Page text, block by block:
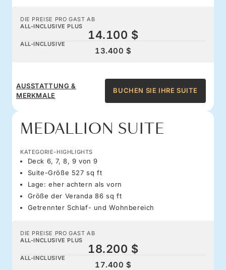
DIE PREISE PRO GAST AB
ALL-INCLUSIVE PLUS
14.100 $
ALL-INCLUSIVE
13.400 $
AUSSTATTUNG &
MERKMALE
BUCHEN SIE IHRE SUITE
MEDALLION SUITE
KATEGORIE-HIGHLIGHTS
Deck 6, 7, 8, 9 von 9
Suite-Größe 527 sq ft
Lage: eher achtern als vorn
Größe der Veranda 86 sq ft
Getrennter Schlaf- und Wohnbereich
DIE PREISE PRO GAST AB
ALL-INCLUSIVE PLUS
18.200 $
ALL-INCLUSIVE
17.400 $